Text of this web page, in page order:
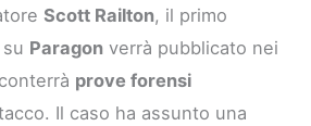
Scott Railton, il primo
Paragon verrà pubblicato nei
prove forensi
Il caso ha assunto una